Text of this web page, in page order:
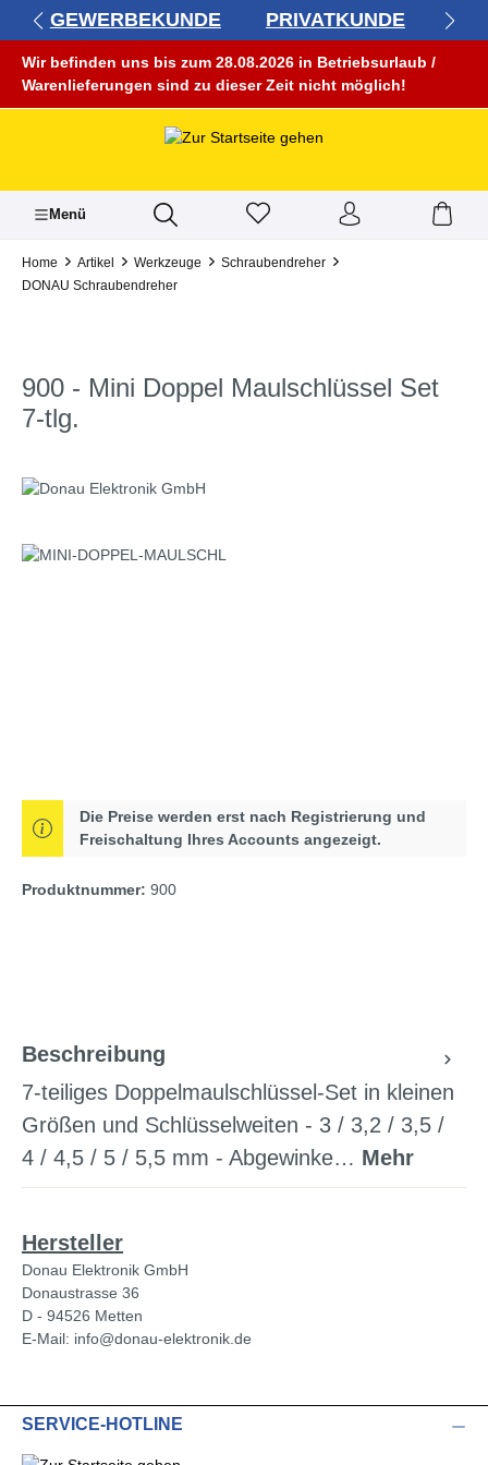
springen
GEWERBEKUNDE PRIVATKUNDE
Wir befinden uns bis zum 28.08.2026 in Betriebsurlaub /
Warenlieferungen sind zu dieser Zeit nicht möglich!
Menü
Home Artikel Werkzeuge
Schraubendreher
DONAU Schraubendreher
900 - Mini Doppel Maulschlüssel Set
7-tlg.
Bildergalerie überspringen
Die Preise werden erst nach Registrierung und
Freischaltung Ihres Accounts angezeigt.
Produktnummer: 900
Beschreibung
7-teiliges Doppelmaulschlüssel-Set in kleinen
Größen und Schlüsselweiten - 3 / 3,2 / 3,5 /
4 / 4,5 / 5 / 5,5 mm - Abgewinke… Mehr
Hersteller
Donau Elektronik GmbH
Donaustrasse 36
D - 94526 Metten
E-Mail: info@donau-elektronik.de
SERVICE-HOTLINE